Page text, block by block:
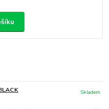
Skladem